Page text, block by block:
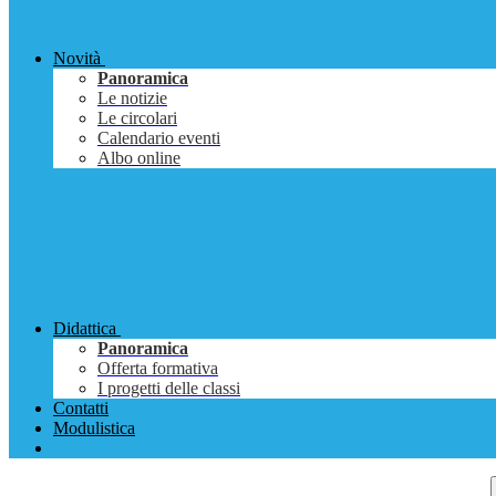
Novità
Panoramica
Le notizie
Le circolari
Calendario eventi
Albo online
Didattica
Panoramica
Offerta formativa
I progetti delle classi
Contatti
Modulistica